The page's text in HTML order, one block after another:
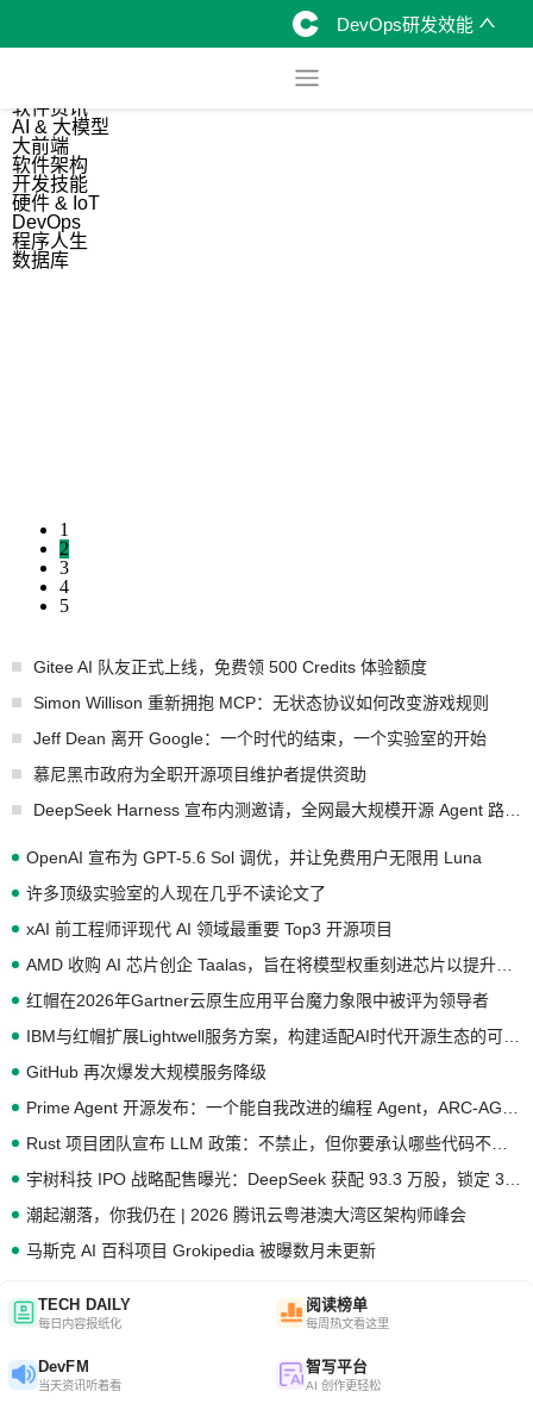
DevOps研发效能
软件资讯
AI & 大模型
大前端
软件架构
开发技能
硬件 & IoT
DevOps
程序人生
数据库
1
2
3
4
5
Gitee AI 队友正式上线，免费领 500 Credits 体验额度
Simon Willison 重新拥抱 MCP：无状态协议如何改变游戏规则
Jeff Dean 离开 Google：一个时代的结束，一个实验室的开始
慕尼黑市政府为全职开源项目维护者提供资助
OpenAI 宣布为 GPT-5.6 Sol 调优，并让免费用户无限用 Luna
许多顶级实验室的人现在几乎不读论文了
xAI 前工程师评现代 AI 领域最重要 Top3 开源项目
红帽在2026年Gartner云原生应用平台魔力象限中被评为领导者
GitHub 再次爆发大规模服务降级
潮起潮落，你我仍在 | 2026 腾讯云粤港澳大湾区架构师峰会
马斯克 AI 百科项目 Grokipedia 被曝数月未更新
TECH DAILY
每日内容报纸化
阅读榜单
每周热文看这里
DevFM
当天资讯听着看
智写平台
AI 创作更轻松